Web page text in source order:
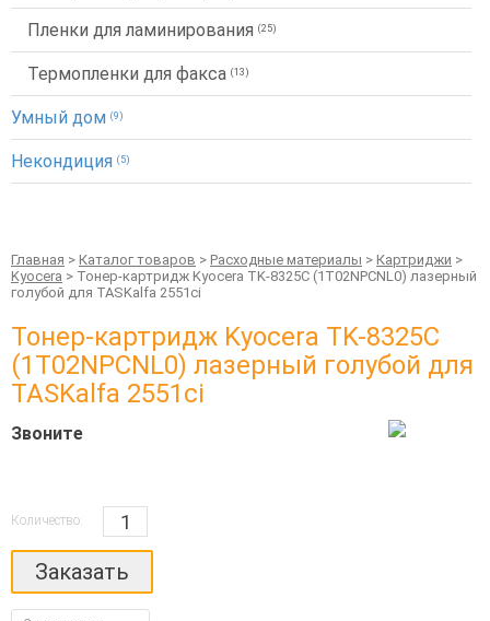
Пленки для ламинирования (25)
Термопленки для факса (13)
Умный дом (9)
Некондиция (5)
Главная > Каталог товаров > Расходные материалы > Картриджи >
Kyocera > Тонер-картридж Kyocera TK-8325C (1T02NPCNL0) лазерный
голубой для TASKalfa 2551ci
Тонер-картридж Kyocera TK-8325C
(1T02NPCNL0) лазерный голубой для
TASKalfa 2551ci
Количество:
Заказать
Звоните